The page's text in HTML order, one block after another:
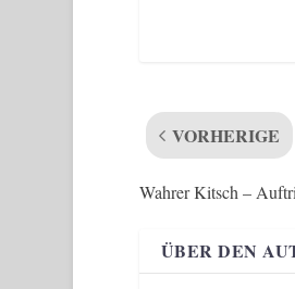
VORHERIGE
Wahrer Kitsch –
ÜBER DEN